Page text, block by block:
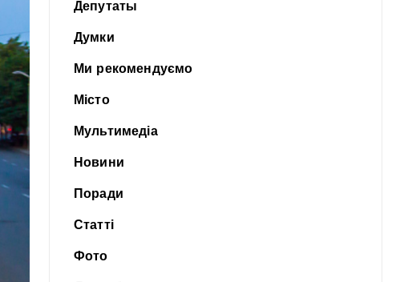
Депутаты
Думки
Ми рекомендуємо
Місто
Мультимедіа
Новини
Поради
Статті
Фото